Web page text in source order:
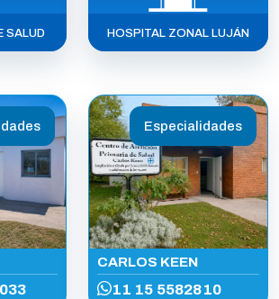
SALUD HOSPITAL ZONAL LUJÁN
Especialidades
CARLOS KEEN
11 15 5582810